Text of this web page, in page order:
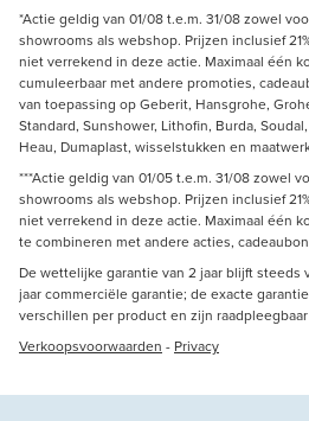
*Actie geldig van 01/08 t.e.m. 31/08 zowel
showrooms als webshop. Prijzen inclusief
niet verrekend in deze actie. Maximaal één
cumuleerbaar met andere promoties,
van toepassing op Geberit, Hansgrohe,
Standard, Sunshower, Lithofin, Burda,
Heau, Dumaplast, wisselstukken en
***Actie geldig van 01/05 t.e.m. 31/08 zowel
showrooms als webshop. Prijzen inclusief
niet verrekend in deze actie. Maximaal één
te combineren met andere acties,
De wettelijke garantie van 2 jaar blijft steeds
jaar commerciële garantie; de exacte
verschillen per product en zijn
Verkoopsvoorwaarden - Privacy